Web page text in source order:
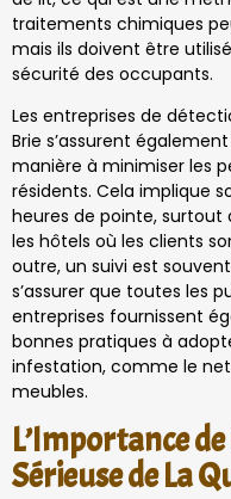
traitements chimiques
mais ils doivent être
sécurité des occupants.
Les entreprises de
Brie s’assurent
manière à minimiser les
résidents. Cela implique
heures de pointe,
les hôtels où les clients
outre, un suivi est
s’assurer que toutes les
entreprises fournissent
bonnes pratiques à
infestation, comme le
meubles.
L’Importance
Sérieuse de La